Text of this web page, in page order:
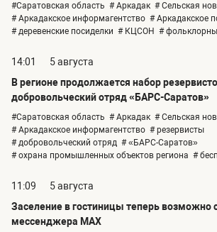
#Саратовская область # Аркадак # Сельская
# Аркадакское информагентство # Аркадакское
# деревенские посиделки # КЦСОН #
14:01
5 августа
В регионе продолжается набор
добровольческий отряд «БАРС-Саратов»
#Саратовская область # Аркадак # Сельская
# Аркадакское информагентство # резервисты
# добровольческий отряд # «БАРС-Саратов»
# охрана промышленных объектов региона #
11:09
5 августа
Заселение в гостиницы теперь
мессенджера MAX